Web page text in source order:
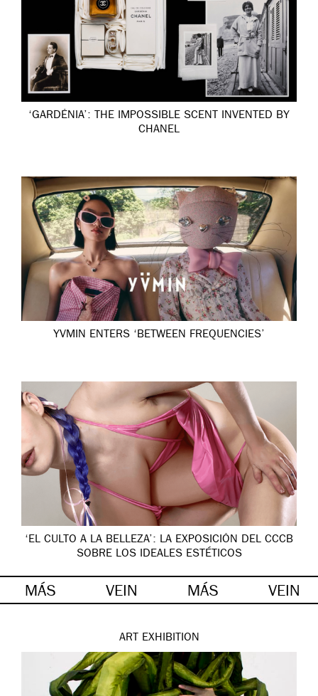
‘GARDÉNIA’: THE IMPOSSIBLE SCENT INVENTED BY
CHANEL
YVMIN ENTERS ‘BETWEEN FREQUENCIES’
‘EL CULTO A LA BELLEZA’: LA EXPOSICIÓN DEL CCCB
SOBRE LOS IDEALES ESTÉTICOS
MÁS VEIN MÁS VEIN
ART EXHIBITION